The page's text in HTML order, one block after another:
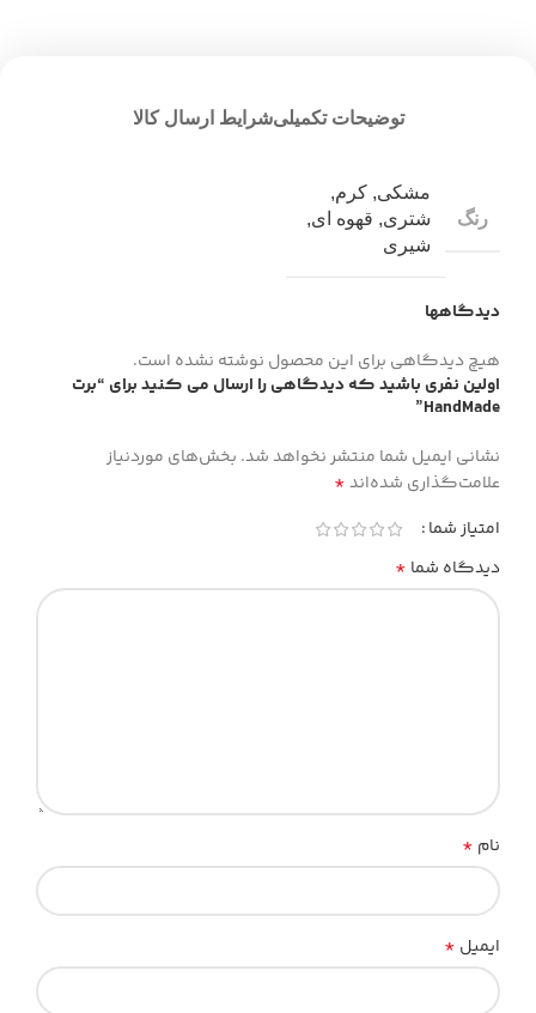
توضیحات تکمیلیشرایط ارسال کالا
رنگ
مشکی, کرم,
شتری, قهوه ای,
شیری
دیدگاهها
هیچ دیدگاهی برای این محصول نوشته نشده است.
اولین نفری باشید که دیدگاهی را ارسال می کنید برای “برت
HandMade”
نشانی ایمیل شما منتشر نخواهد شد. بخش‌های موردنیاز
علامت‌گذاری شده‌اند*
امتیاز شما
دیدگاه شما *
نام *
ایمیل *